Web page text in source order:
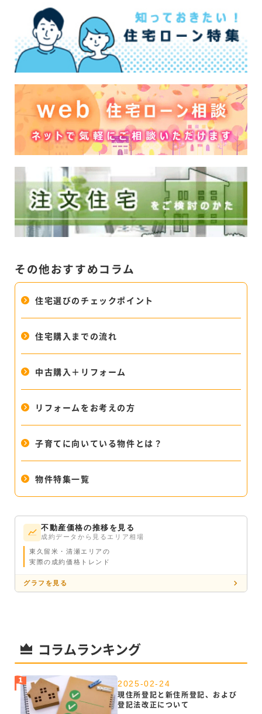
その他おすすめコラム
住宅選びのチェックポイント
住宅購入までの流れ
中古購入＋リフォーム
リフォームをお考えの方
子育てに向いている物件とは？
物件特集一覧
不動産価格の推移を見る
成約データから見るエリア相場
東久留米・清瀬エリアの
実際の成約価格トレンド
グラフを見る
コラムランキング
2025-02-24
現住所登記と新住所登記、および
登記法改正について